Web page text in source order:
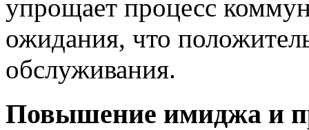
упрощает процесс
ожидания, что
обслуживания.
Повышение имиджа и